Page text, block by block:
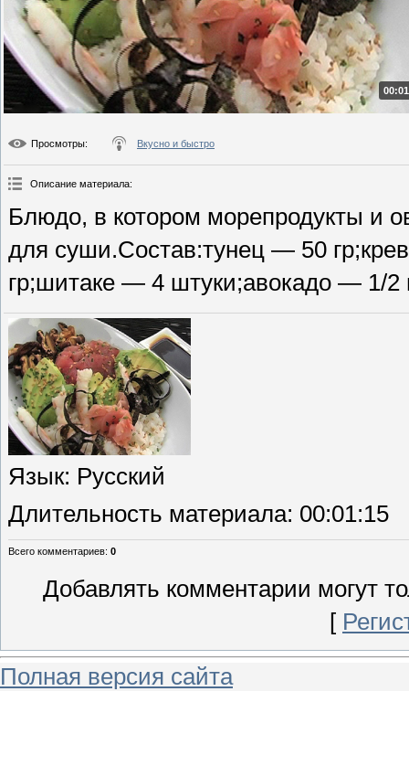
Просмотры: Вкусно и быстро
Описание материала:
Блюдо, в котором морепродукты и
для суши.Состав:тунец — 50
гр;шитаке — 4 штуки;авокадо — 1/2
Язык: Русский
Длительность материала: 00:01:15
Всего комментариев: 0
Добавлять комментарии могут
[
Полная версия сайта